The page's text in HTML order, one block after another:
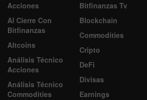
Acciones
Al Cierre Con
Bitfinanzas
Altcoins
Análisis Técnico
Acciones
Análisis Técnico
Commodities
Bitfinanzas Tv
Blockchain
Commodities
Cripto
DeFi
Divisas
Earnings